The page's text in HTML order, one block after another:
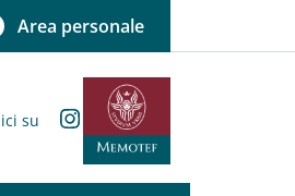
CURRENT LANGUAGE
Area personale
su Instagram